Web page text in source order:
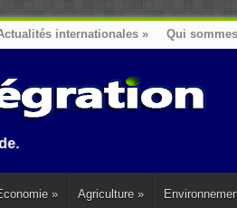
internationales » Qui
» Agriculture »